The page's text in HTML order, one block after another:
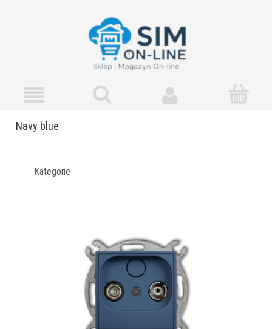
Navy blue
Kategorie